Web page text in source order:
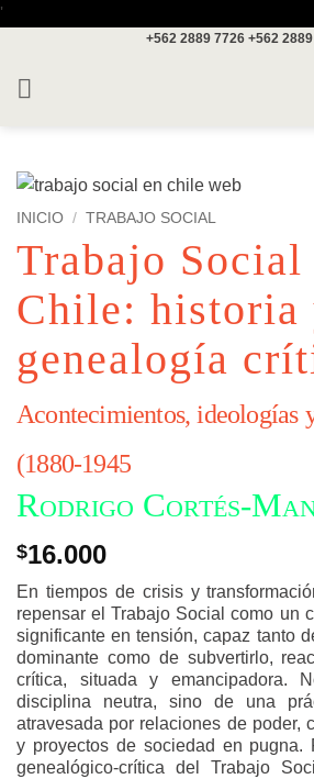
'
+562 2889 7726 +562
INICIO / TRABAJO SOCIAL
Trabajo Social
Chile: historia
genealogía
Acontecimientos, ideologías
(1880-1945
Rodrigo Cortés-
$16.000
En tiempos de crisis y
repensar el Trabajo Social como un
significante en tensión, capaz tanto
dominante como de subvertirlo,
crítica, situada y emancipadora.
disciplina neutra, sino de una
atravesada por relaciones de poder,
y proyectos de sociedad en pugna.
genealógico-crítica del Trabajo